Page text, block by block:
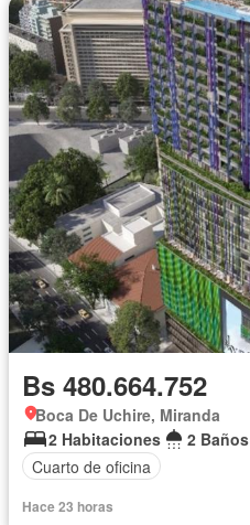
Bs 480.664.752
Boca De Uchire, Miranda
2 Habitaciones
2 Baños
Cuarto de oficina
Hace 23 horas